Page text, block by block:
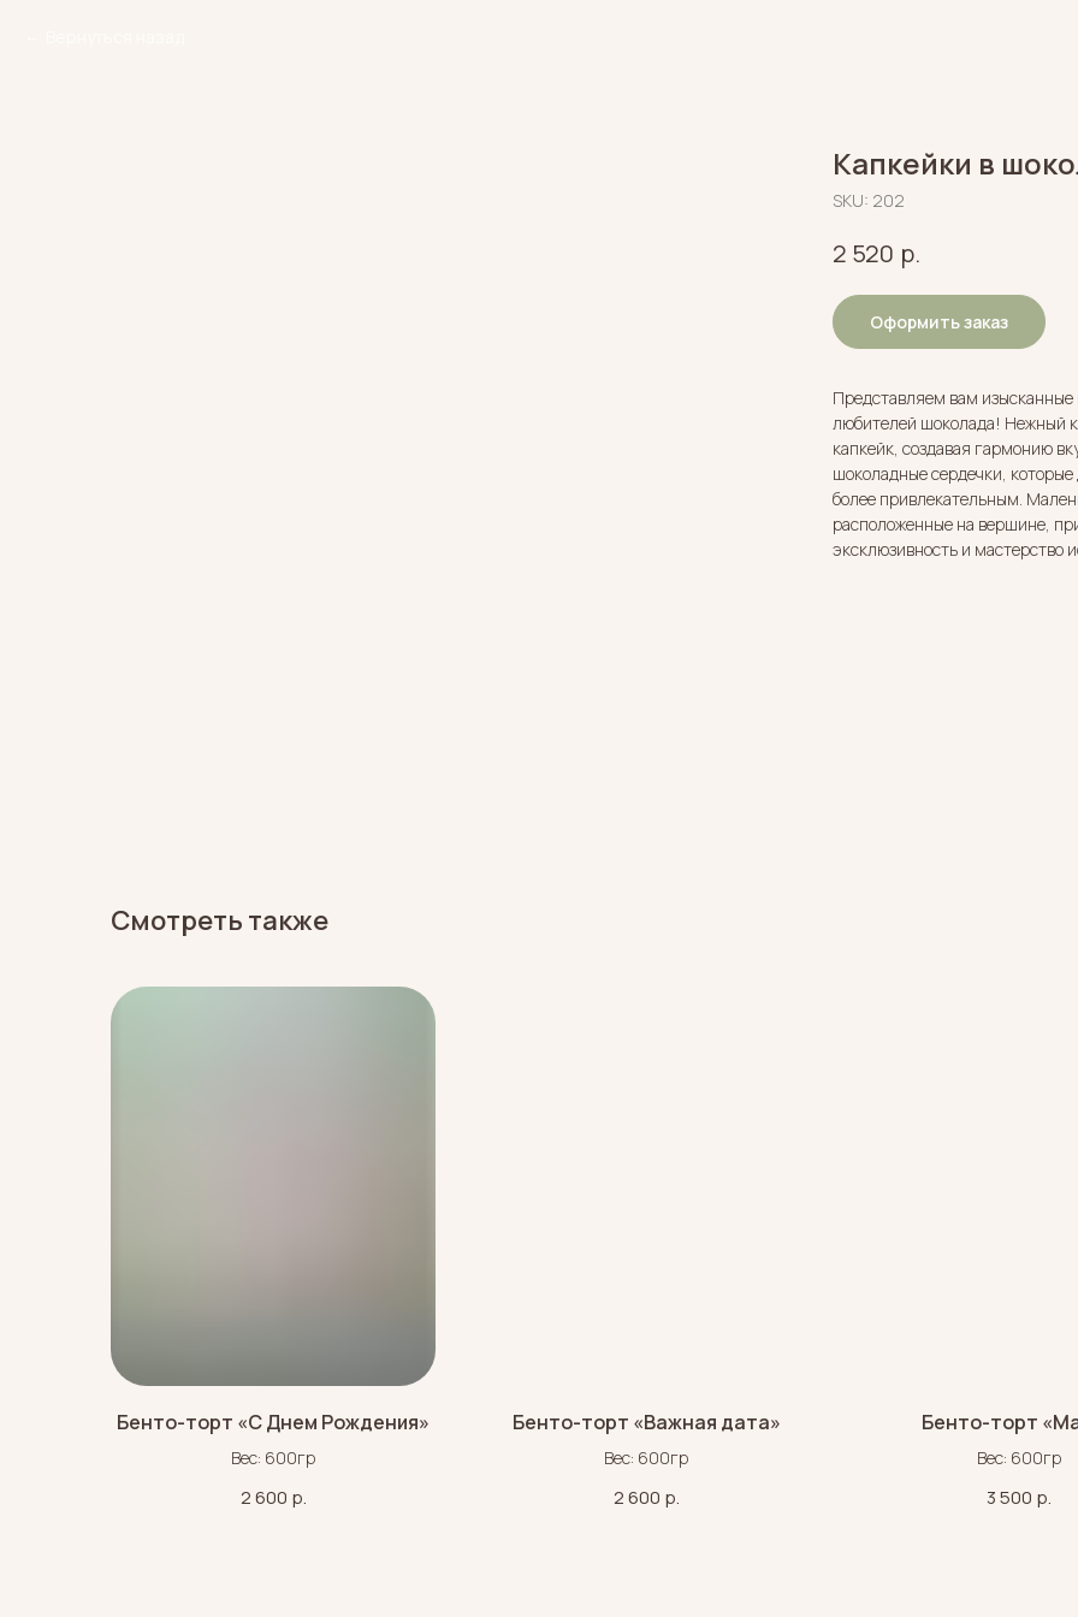
Капкейки в
SKU: 202
2 520 р.
Оформить заказ
Представляем вам
любителей шоколада! Нежный
капкейк, создавая гармонию
шоколадные сердечки,
более привлекательным.
расположенные на вершине,
эксклюзивность и мастерство
Смотреть также
Бенто-торт «С Днем Рождения»
Вес: 600гр
2 600 р.
Бенто-торт «Важная дата»
Вес: 600гр
2 600 р.
Бенто-торт
Вес: 600гр
3 500 р.